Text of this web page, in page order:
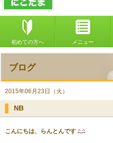
初めての方へ メニュー
ブログ
2015年06月23日（火）
NB
こんにちは、らんとんです